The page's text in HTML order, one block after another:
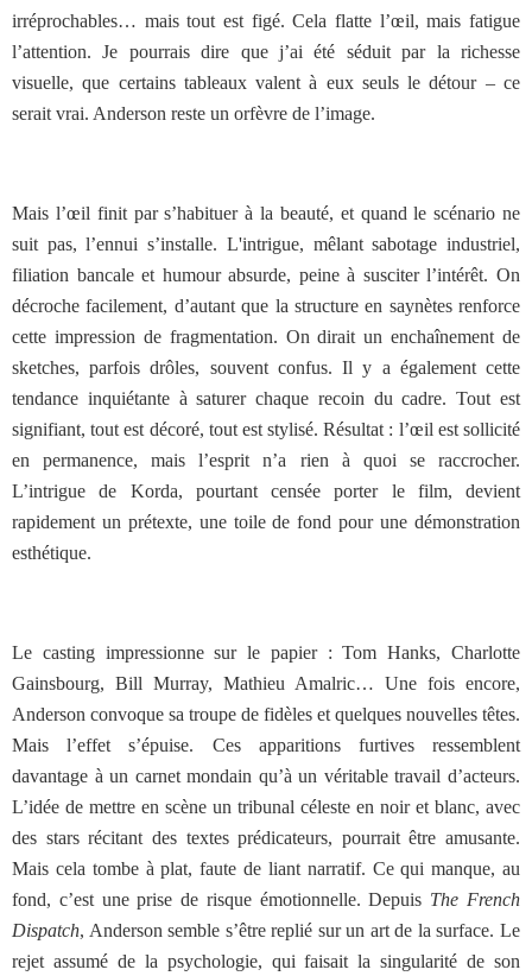
irréprochables… mais tout est figé. Cela flatte l’œil, mais fatigue
l’attention. Je pourrais dire que j’ai été séduit par la richesse
visuelle, que certains tableaux valent à eux seuls le détour – ce
serait vrai. Anderson reste un orfèvre de l’image.
Mais l’œil finit par s’habituer à la beauté, et quand le scénario ne
suit pas, l’ennui s’installe. L'intrigue, mêlant sabotage industriel,
filiation bancale et humour absurde, peine à susciter l’intérêt. On
décroche facilement, d’autant que la structure en saynètes renforce
cette impression de fragmentation. On dirait un enchaînement de
sketches, parfois drôles, souvent confus. Il y a également cette
tendance inquiétante à saturer chaque recoin du cadre. Tout est
signifiant, tout est décoré, tout est stylisé. Résultat : l’œil est sollicité
en permanence, mais l’esprit n’a rien à quoi se raccrocher.
L’intrigue de Korda, pourtant censée porter le film, devient
rapidement un prétexte, une toile de fond pour une démonstration
esthétique.
Le casting impressionne sur le papier : Tom Hanks, Charlotte
Gainsbourg, Bill Murray, Mathieu Amalric… Une fois encore,
Anderson convoque sa troupe de fidèles et quelques nouvelles têtes.
Mais l’effet s’épuise. Ces apparitions furtives ressemblent
davantage à un carnet mondain qu’à un véritable travail d’acteurs.
L’idée de mettre en scène un tribunal céleste en noir et blanc, avec
des stars récitant des textes prédicateurs, pourrait être amusante.
Mais cela tombe à plat, faute de liant narratif. Ce qui manque, au
fond, c’est une prise de risque émotionnelle. Depuis The French
Dispatch, Anderson semble s’être replié sur un art de la surface. Le
rejet assumé de la psychologie, qui faisait la singularité de son